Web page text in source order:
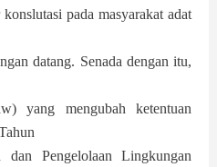
pada masyarakat adat
datang. Senada dengan itu,
yang mengubah ketentuan
dan Pengelolaan Lingkungan